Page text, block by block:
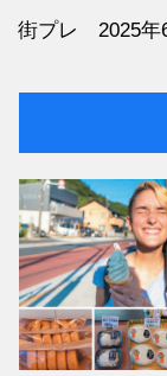
街プレ 2025年